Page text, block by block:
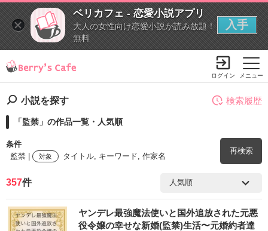
ベリカフェ - 恋愛小説アプリ
大人の女性向け恋愛小説が読み放題！
無料
入手
メニュー
ログイン
小説を探す
「監禁」の作品一覧・人気順
条件
監禁 |
対象 タイトル, キーワード, 作家名
再検索
検索ワード
を含む
検索履歴
357件
ヤンデレ最強魔法使いと国外追放された元悪
役令嬢の幸せな新婚(監禁)生活〜元婚約者達